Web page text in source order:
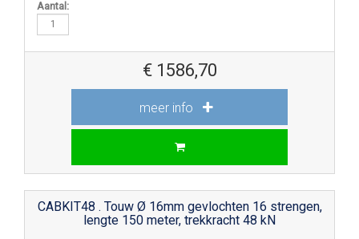
Aantal:
€ 1586,70
meer info
CABKIT48 . Touw Ø 16mm gevlochten 16 strengen,
lengte 150 meter, trekkracht 48 kN